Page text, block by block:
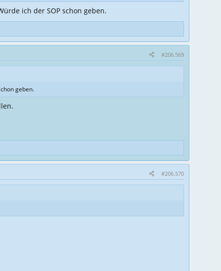
ich der SOP schon geben.
#206.569
geben.
#206.570